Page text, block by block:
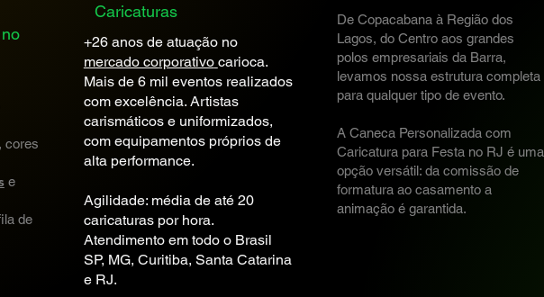
cores
e
de
Caricaturas
+26 anos de atuação no
mercado corporativo carioca.
Mais de 6 mil eventos realizados
com excelência. Artistas
carismáticos e uniformizados,
com equipamentos próprios de
alta performance.
Agilidade: média de até 20
caricaturas por hora.
Atendimento em todo o Brasil
SP, MG, Curitiba, Santa Catarina
e RJ.
De Copacabana à Região dos
Lagos, do Centro aos grandes
polos empresariais da Barra,
levamos nossa estrutura completa
para qualquer tipo de evento.
A Caneca Personalizada com
Caricatura para Festa no RJ é uma
opção versátil: da comissão de
formatura ao casamento a
animação é garantida.